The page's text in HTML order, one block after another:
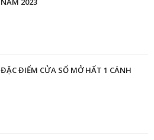
ĐẶC ĐIỂM CỬA SỔ MỞ HẤT 1 CÁNH